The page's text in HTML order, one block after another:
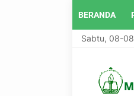
BERANDA
Sabtu, 08-
Program